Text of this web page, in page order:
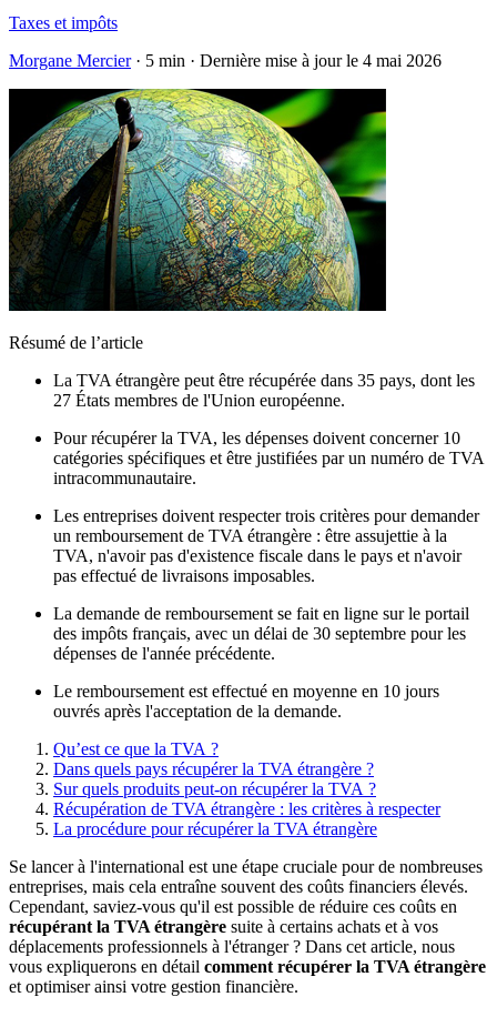
Taxes et impôts
Morgane Mercier· 5 min · Dernière mise à jour le 4 mai 2026
Résumé de l’article
La TVA étrangère peut être récupérée dans 35 pays, dont les
27 États membres de l'Union européenne.
Pour récupérer la TVA, les dépenses doivent concerner 10
catégories spécifiques et être justifiées par un numéro de TVA
intracommunautaire.
Les entreprises doivent respecter trois critères pour demander
un remboursement de TVA étrangère : être assujettie à la
TVA, n'avoir pas d'existence fiscale dans le pays et n'avoir
pas effectué de livraisons imposables.
La demande de remboursement se fait en ligne sur le portail
des impôts français, avec un délai de 30 septembre pour les
dépenses de l'année précédente.
Le remboursement est effectué en moyenne en 10 jours
ouvrés après l'acceptation de la demande.
Qu’est ce que la TVA ?
Dans quels pays récupérer la TVA étrangère ?
Sur quels produits peut-on récupérer la TVA ?
Récupération de TVA étrangère : les critères à respecter
La procédure pour récupérer la TVA étrangère
Se lancer à l'international est une étape cruciale pour de nombreuses
entreprises, mais cela entraîne souvent des coûts financiers élevés.
Cependant, saviez-vous qu'il est possible de réduire ces coûts en
récupérant la TVA étrangère suite à certains achats et à vos
déplacements professionnels à l'étranger ? Dans cet article, nous
vous expliquerons en détail comment récupérer la TVA étrangère
et optimiser ainsi votre gestion financière.